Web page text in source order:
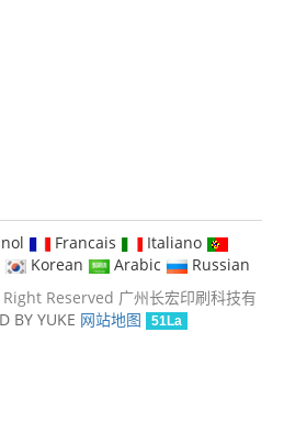
Francais
Italiano
Korean Arabic
Russian
Reserved 广州长宏印刷科技有
BY YUKE 网站地图 51La